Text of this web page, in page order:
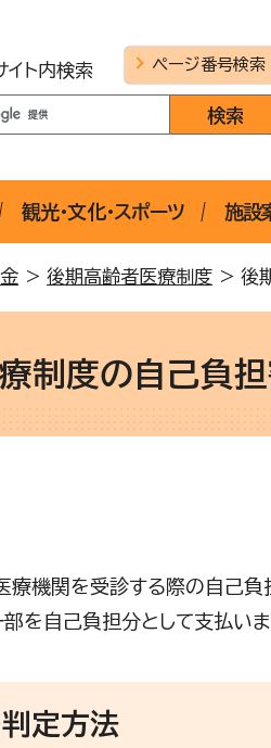
イト内検索 ページ番号検索
観光・文化・スポーツ 施設
> 後期高齢者医療制度 > 後
制度の自己負
機関を受診する際の自己負担
を自己負担分として支払いま
定方法